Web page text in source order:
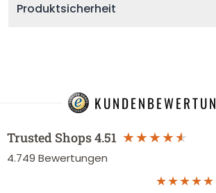
Produktsicherheit
Trusted Shops4.51
4.749 Bewertungen